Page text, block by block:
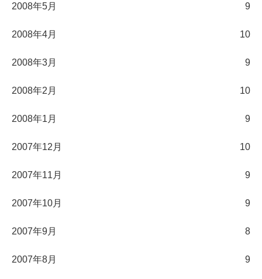
2008年5月 9
2008年4月 10
2008年3月 9
2008年2月 10
2008年1月 9
2007年12月 10
2007年11月 9
2007年10月 9
2007年9月 8
2007年8月 9